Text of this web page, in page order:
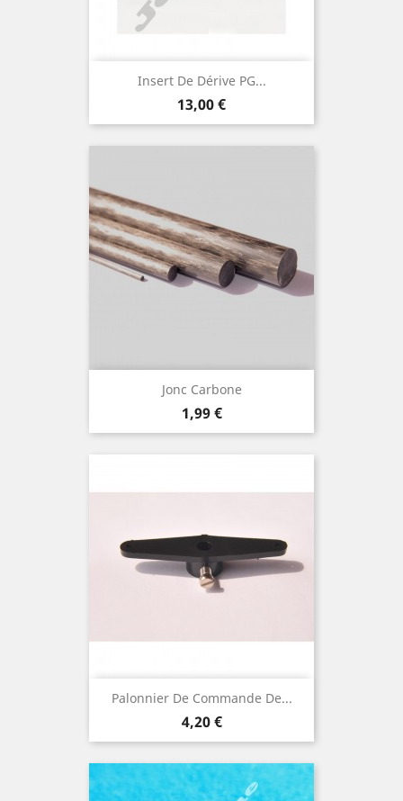
Insert De Dérive PG...
Prix
13,00 €
Jonc Carbone
Prix
1,99 €
Palonnier De Commande De...
Prix
4,20 €